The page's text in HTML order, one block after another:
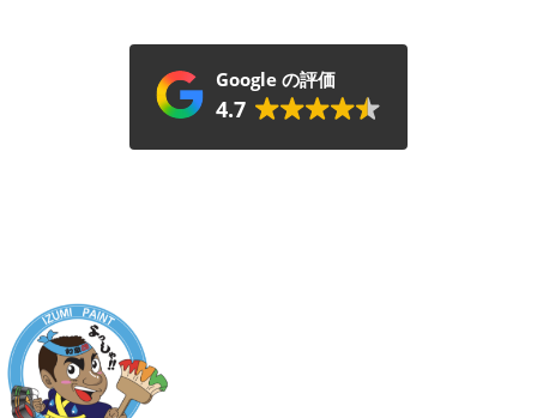
Google の評価
4.7